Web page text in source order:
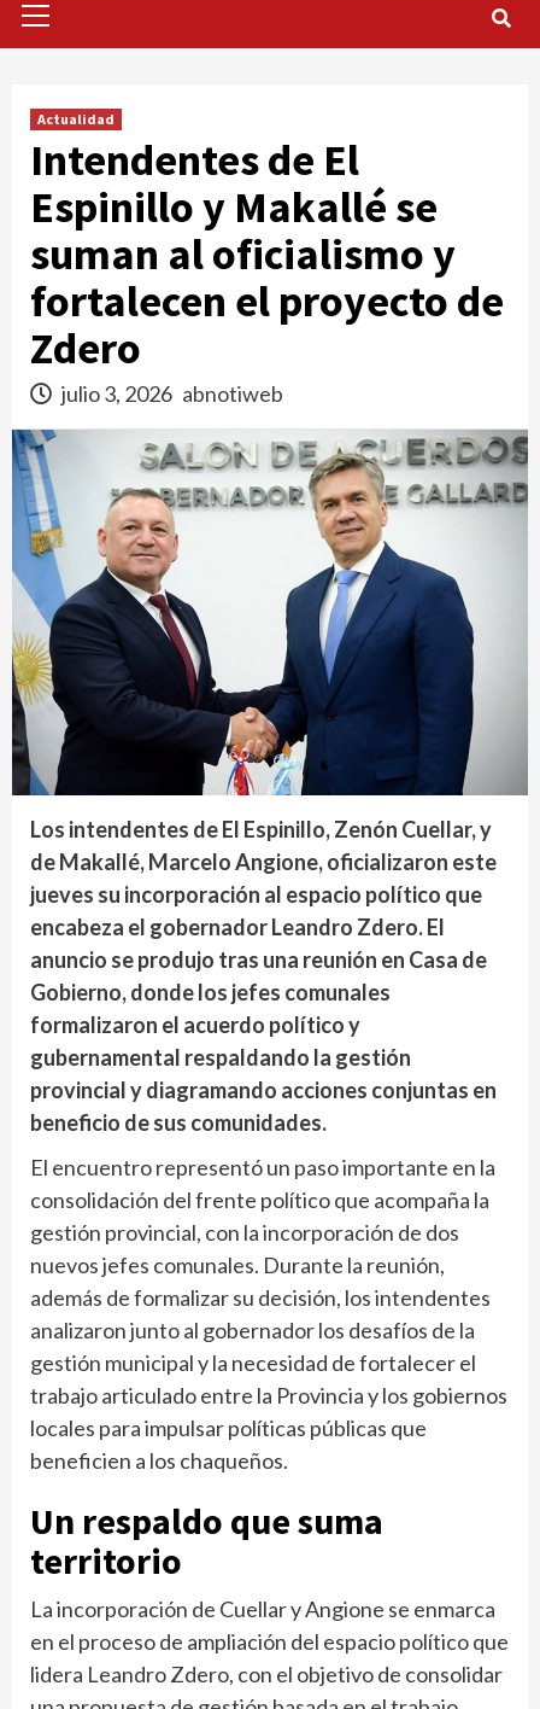
Menu
Actualidad
Intendentes de El
Espinillo y Makallé se
suman al oficialismo y
fortalecen el proyecto de
Zdero
julio 3, 2026 abnotiweb
Los intendentes de El Espinillo, Zenón Cuellar, y
de Makallé, Marcelo Angione, oficializaron este
jueves su incorporación al espacio político que
encabeza el gobernador Leandro Zdero. El
anuncio se produjo tras una reunión en Casa de
Gobierno, donde los jefes comunales
formalizaron el acuerdo político y
gubernamental respaldando la gestión
provincial y diagramando acciones conjuntas en
beneficio de sus comunidades.
El encuentro representó un paso importante en la
consolidación del frente político que acompaña la
gestión provincial, con la incorporación de dos
nuevos jefes comunales. Durante la reunión,
además de formalizar su decisión, los intendentes
analizaron junto al gobernador los desafíos de la
gestión municipal y la necesidad de fortalecer el
trabajo articulado entre la Provincia y los gobiernos
locales para impulsar políticas públicas que
beneficien a los chaqueños.
Un respaldo que suma
territorio
La incorporación de Cuellar y Angione se enmarca
en el proceso de ampliación del espacio político que
lidera Leandro Zdero, con el objetivo de consolidar